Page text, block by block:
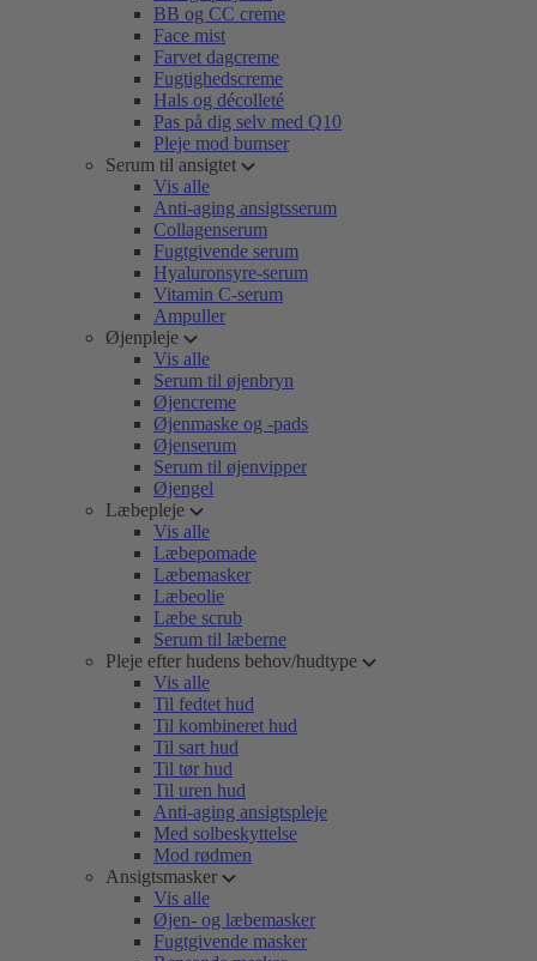
BB og CC creme
Face mist
Farvet dagcreme
Fugtighedscreme
Hals og décolleté
Pas på dig selv med Q10
Pleje mod bumser
Serum til ansigtet
Vis alle
Anti-aging ansigtsserum
Collagenserum
Fugtgivende serum
Hyaluronsyre-serum
Vitamin C-serum
Ampuller
Øjenpleje
Vis alle
Serum til øjenbryn
Øjencreme
Øjenmaske og -pads
Øjenserum
Serum til øjenvipper
Øjengel
Læbepleje
Vis alle
Læbepomade
Læbemasker
Læbeolie
Læbe scrub
Serum til læberne
Pleje efter hudens behov/hudtype
Vis alle
Til fedtet hud
Til kombineret hud
Til sart hud
Til tør hud
Til uren hud
Anti-aging ansigtspleje
Med solbeskyttelse
Mod rødmen
Ansigtsmasker
Vis alle
Øjen- og læbemasker
Fugtgivende masker